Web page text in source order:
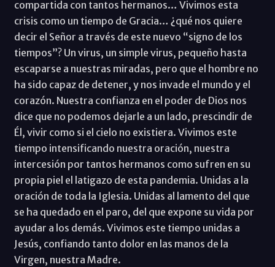
compartida con tantos hermanos… Vivimos esta
crisis como un tiempo de Gracia… ¿qué nos quiere
decir el Señor a través de este nuevo “signo de los
tiempos”? Un virus, un simple virus, pequeño hasta
escaparse a nuestras miradas, pero que el hombre no
ha sido capaz de detener, y nos invade el mundo y el
corazón. Nuestra confianza en el poder de Dios nos
dice que no podemos dejarle a un lado, prescindir de
Él, vivir como si el cielo no existiera. Vivimos este
tiempo intensificando nuestra oración, nuestra
intercesión por tantos hermanos como sufren en su
propia piel el latigazo de esta pandemia. Unidas a la
oración de toda la Iglesia. Unidas al lamento del que
se ha quedado en el paro, del que expone su vida por
ayudar a los demás. Vivimos este tiempo unidas a
Jesús, confiando tanto dolor en las manos de la
Virgen, nuestra Madre.